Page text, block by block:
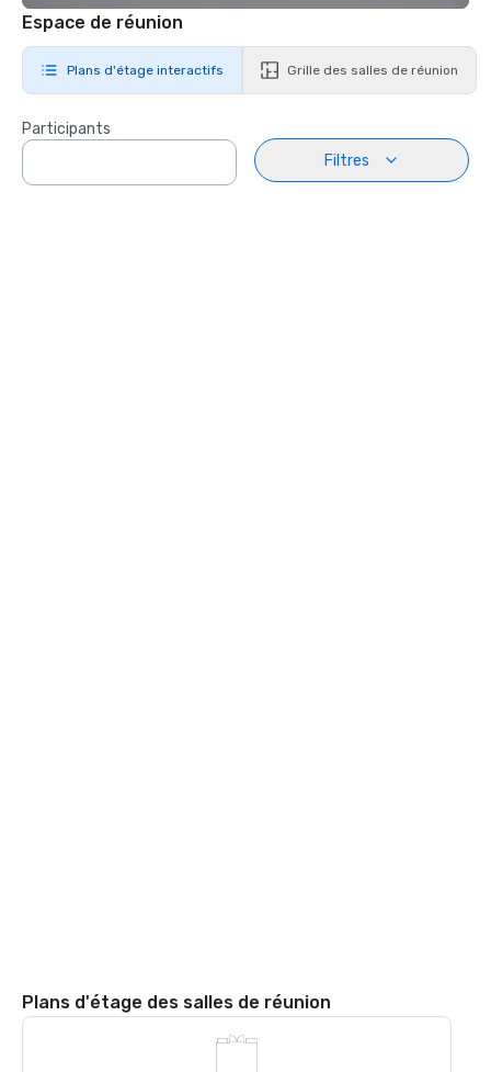
Espace de réunion
Plans d'étage interactifs Grille des salles de réunion
Participants
Filtres
Plans d'étage des salles de réunion